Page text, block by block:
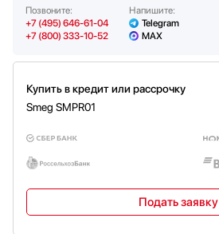
Позвоните:
+7 (495) 646-61-04
+7 (800) 333-10-52
Напишите:
Telegram
MAX
Купить в кредит или рассрочку
Smeg SMPR01
Подать заявку